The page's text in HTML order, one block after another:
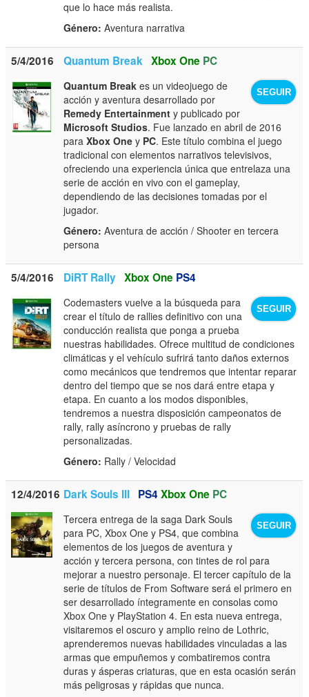
que lo hace más realista.
Género: Aventura narrativa
5/4/2016 Quantum Break Xbox One PC
SEGUIR
Quantum Break es un videojuego de
acción y aventura desarrollado por
Remedy Entertainment y publicado por
Microsoft Studios. Fue lanzado en abril de 2016
paraXbox One y PC. Este título combina el juego
tradicional con elementos narrativos televisivos,
ofreciendo una experiencia única que entrelaza una
serie de acción en vivo con el gameplay,
dependiendo de las decisiones tomadas por el
jugador.
Género: Aventura de acción / Shooter en tercera
persona
5/4/2016 DiRT Rally Xbox One PS4
SEGUIR
Codemasters vuelve a la búsqueda para
crear el título de rallies definitivo con una
conducción realista que ponga a prueba
nuestras habilidades. Ofrece multitud de condiciones
climáticas y el vehículo sufrirá tanto daños externos
como mecánicos que tendremos que intentar reparar
dentro del tiempo que se nos dará entre etapa y
etapa. En cuanto a los modos disponibles,
tendremos a nuestra disposición campeonatos de
rally, rally asíncrono y pruebas de rally
personalizadas.
Género: Rally / Velocidad
12/4/2016 Dark Souls III PS4 Xbox One PC
SEGUIR
Tercera entrega de la saga Dark Souls
para PC, Xbox One y PS4, que combina
elementos de los juegos de aventura y
acción y tercera persona, con tintes de rol para
mejorar a nuestro personaje. El tercer capítulo de la
serie de títulos de From Software será el primero en
ser desarrollado íntegramente en consolas como
Xbox One y PlayStation 4. En esta nueva entrega,
visitaremos el oscuro y amplio reino de Lothric,
aprenderemos nuevas habilidades vinculadas a las
armas que empuñemos y combatiremos contra
duras y ásperas criaturas, que en esta ocasión serán
más peligrosas y rápidas que nunca.